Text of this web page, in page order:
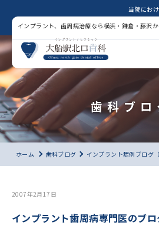
当院にお
インプラント、歯周病治療なら横浜・鎌倉・藤沢
歯科ブ
ホーム 歯科ブログ インプラント症例ブログ（
2007年2月17日
インプラント歯周病専門医のブロ